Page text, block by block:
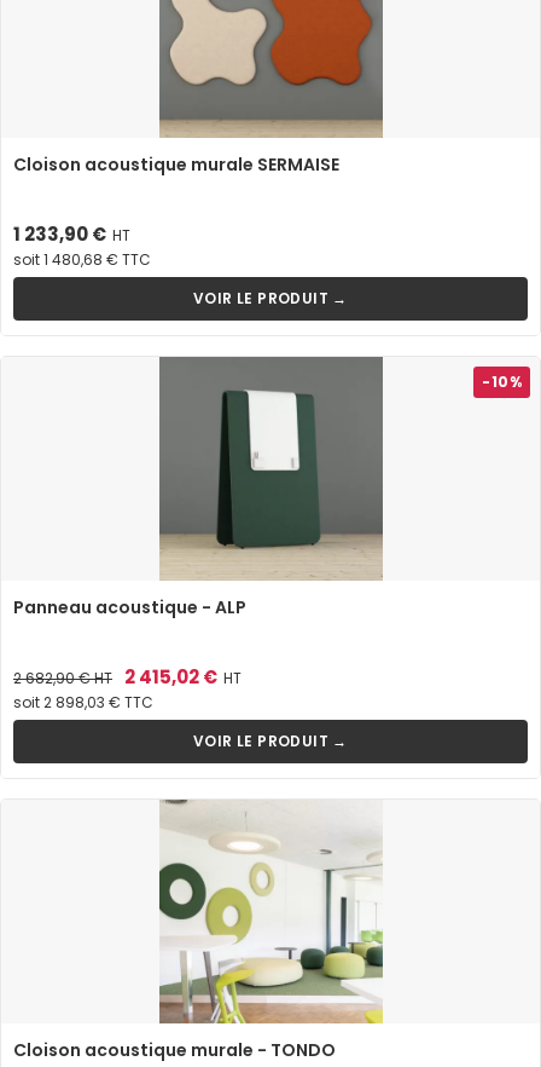
Cloison acoustique murale SERMAISE
Prix
1 233,90 € HT
soit 1 480,68 € TTC
VOIR LE PRODUIT →
-10%
Panneau acoustique - ALP
Prix
de
base
2 682,90 €HT Prix
2 415,02 € HT
soit 2 898,03 € TTC
VOIR LE PRODUIT →
Cloison acoustique murale - TONDO